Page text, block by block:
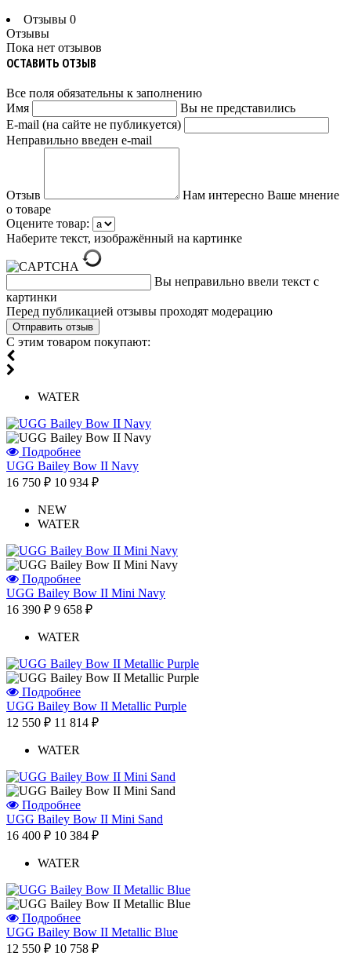
Отзывы 0
Отзывы
Пока нет отзывов
ОСТАВИТЬ ОТЗЫВ
Все поля обязательны к заполнению
Имя
Вы не представились
E-mail (на сайте не публикуется)
Неправильно введен e-mail
Отзыв
Нам интересно Ваше мнение
о товаре
Оцените товар:
Наберите текст, изображённый на картинке
Вы неправильно ввели текст с
картинки
Перед публикацией отзывы проходят модерацию
С этим товаром покупают:
WATER
Подробнее
UGG Bailey Bow II Navy
16 750 ₽ 10 934 ₽
NEW
WATER
Подробнее
UGG Bailey Bow II Mini Navy
16 390 ₽ 9 658 ₽
WATER
Подробнее
UGG Bailey Bow II Metallic Purple
12 550 ₽ 11 814 ₽
WATER
Подробнее
UGG Bailey Bow II Mini Sand
16 400 ₽ 10 384 ₽
WATER
Подробнее
UGG Bailey Bow II Metallic Blue
12 550 ₽ 10 758 ₽